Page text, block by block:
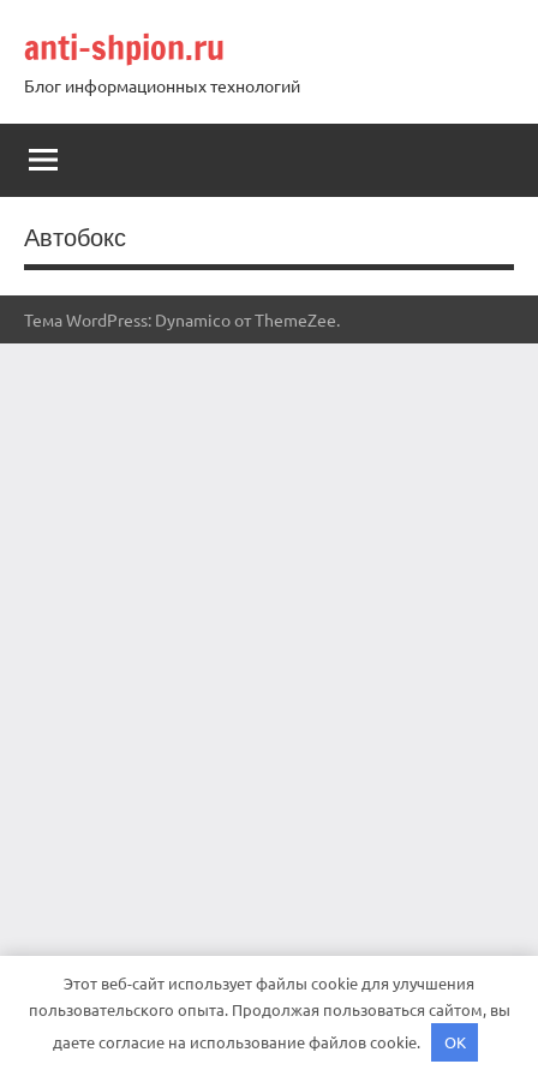
содержимому
anti-shpion.ru
Блог информационных технологий
Автобокс
Тема WordPress: Dynamico от ThemeZee.
Этот веб-сайт использует файлы cookie для улучшения
пользовательского опыта. Продолжая пользоваться сайтом, вы
даете согласие на использование файлов cookie.
OK